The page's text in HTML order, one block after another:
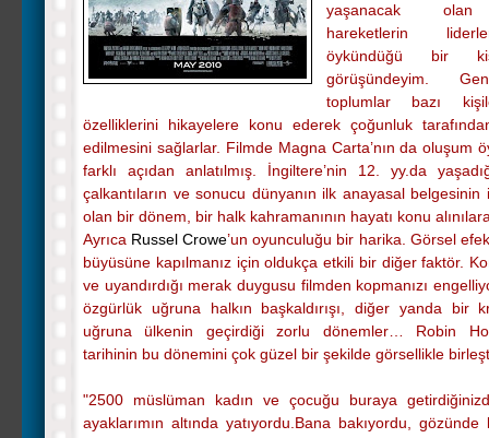
yaşanacak olan
hareketlerin
öykündüğü bir
görüşündeyim.
toplumlar bazı
özelliklerini hikayelere konu ederek çoğunluk
edilmesini sağlarlar. Filmde Magna Carta’nın da oluşum
farklı açıdan anlatılmış. İngiltere’nin 12. yy.da
çalkantıların ve sonucu dünyanın ilk anayasal belgesinin
olan bir dönem, bir halk kahramanının hayatı konu
Ayrıca Russel Crowe’un oyunculuğu bir harika. Görsel
büyüsüne kapılmanız için oldukça etkili bir diğer faktör.
ve uyandırdığı merak duygusu filmden kopmanızı
özgürlük uğruna halkın başkaldırışı, diğer yanda bir
uğruna ülkenin geçirdiği zorlu dönemler… Robin
tarihinin bu dönemini çok güzel bir şekilde görsellikle
"2500 müslüman kadın ve çocuğu buraya
ayaklarımın altında yatıyordu.Bana bakıyordu,